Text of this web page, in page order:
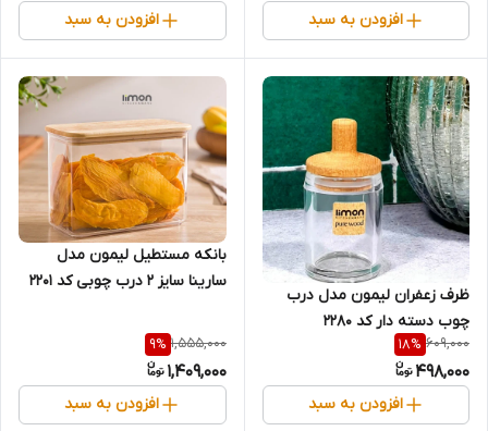
افزودن به سبد افزودن به سبد
ظرف زعفران لیمون مدل درب
چوب دسته دار کد 2280
609,000
18%
498,000
افزودن به سبد
بانکه مستطیل لیمون مدل
سارینا سایز ۲ درب چوبی کد 2201
1,555,000
9%
1,409,000
افزودن به سبد